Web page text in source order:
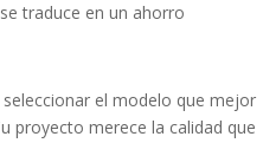
traduce en un ahorro
el modelo que mejor
proyecto merece la calidad que